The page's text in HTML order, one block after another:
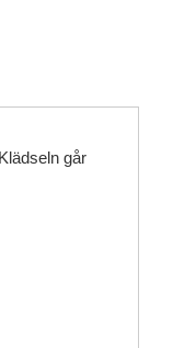
går